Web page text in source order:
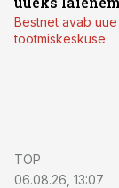
Bestnet avab
tootmiskeskuse
TOP
06.08.26, 13:07